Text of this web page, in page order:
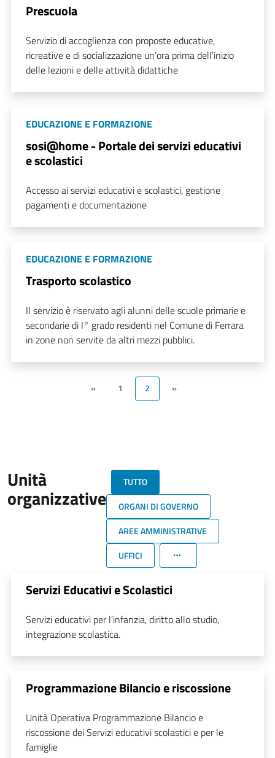
Prescuola
Servizio di accoglienza con proposte educative,
ricreative e di socializzazione un’ora prima dell’inizio
delle lezioni e delle attività didattiche
EDUCAZIONE E FORMAZIONE
sosi@home - Portale dei servizi educativi
e scolastici
Accesso ai servizi educativi e scolastici, gestione
pagamenti e documentazione
EDUCAZIONE E FORMAZIONE
Trasporto scolastico
Il servizio è riservato agli alunni delle scuole primarie e
secondarie di I° grado residenti nel Comune di Ferrara
in zone non servite da altri mezzi pubblici.
« 1 2 »
Unità
organizzative
TUTTO
ORGANI DI GOVERNO
AREE AMMINISTRATIVE
UFFICI
Servizi Educativi e Scolastici
Servizi educativi per l'infanzia, diritto allo studio,
integrazione scolastica.
Programmazione Bilancio e riscossione
Unità Operativa Programmazione Bilancio e
riscossione dei Servizi educativi scolastici e per le
famiglie